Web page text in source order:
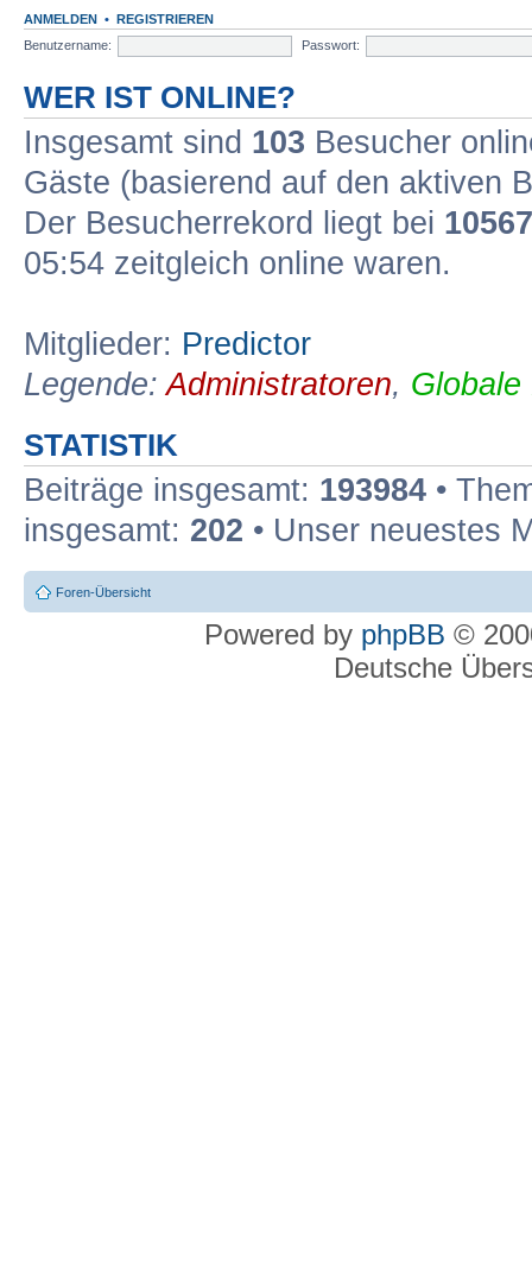
ANMELDEN • REGISTRIEREN
Benutzername:
Passwort:
WER IST ONLINE?
Insgesamt sind 103 Besucher
Gäste (basierend auf den aktiven
Der Besucherrekord liegt bei 10567
05:54 zeitgleich online waren.
Mitglieder: Predictor
Legende:Administratoren, Globale
STATISTIK
Beiträge insgesamt: 193984 •
insgesamt: 202 • Unser neuestes
Foren-Übersicht
Powered by phpBB ©
Deutsche